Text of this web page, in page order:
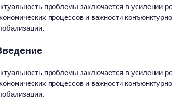
проблемы заключается в усилении
процессов и важности
проблемы заключается в усилении
процессов и важности